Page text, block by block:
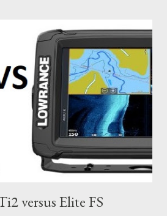
versus Elite FS